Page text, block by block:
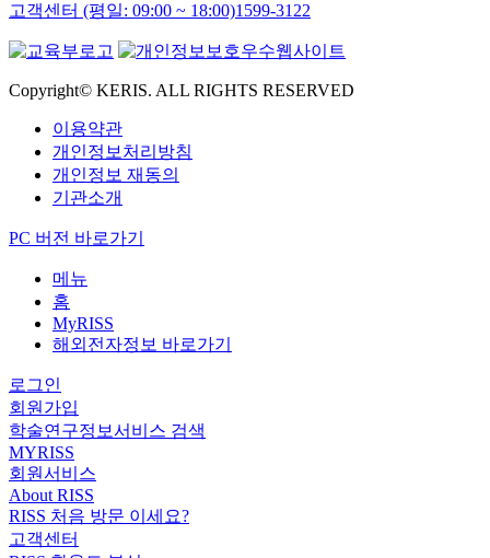
고객센터 (평일: 09:00 ~ 18:00)1599-3122
Copyright© KERIS. ALL RIGHTS RESERVED
이용약관
개인정보처리방침
개인정보 재동의
기관소개
PC 버전 바로가기
메뉴
홈
MyRISS
해외전자정보 바로가기
로그인
회원가입
학술연구정보서비스 검색
MYRISS
회원서비스
About RISS
RISS 처음 방문 이세요?
고객센터